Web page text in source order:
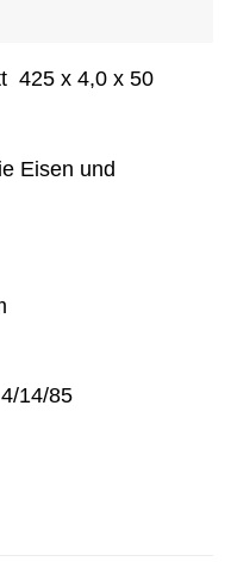
425 x 4,0 x 50
Eisen und
14/85